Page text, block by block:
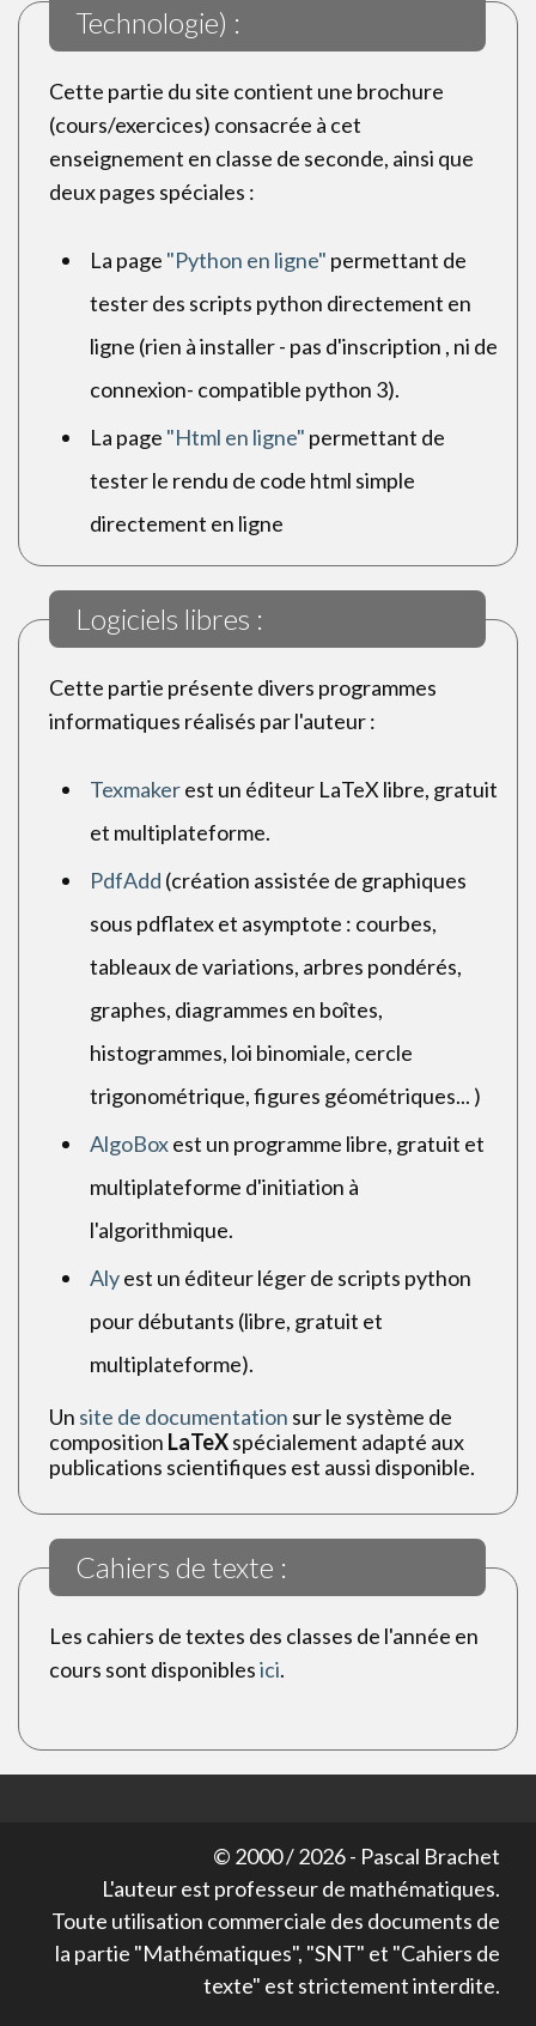
Technologie) :
Cette partie du site contient une brochure
(cours/exercices) consacrée à cet
enseignement en classe de seconde, ainsi que
deux pages spéciales :
La page "Python en ligne" permettant de
tester des scripts python directement en
ligne (rien à installer - pas d'inscription , ni de
connexion- compatible python 3).
La page "Html en ligne" permettant de
tester le rendu de code html simple
directement en ligne
Logiciels libres :
Cette partie présente divers programmes
informatiques réalisés par l'auteur :
Texmakerest un éditeur LaTeX libre, gratuit
et multiplateforme.
PdfAdd (création assistée de graphiques
sous pdflatex et asymptote : courbes,
tableaux de variations, arbres pondérés,
graphes, diagrammes en boîtes,
histogrammes, loi binomiale, cercle
trigonométrique, figures géométriques... )
AlgoBoxest un programme libre, gratuit et
multiplateforme d'initiation à
l'algorithmique.
Alyest un éditeur léger de scripts python
pour débutants (libre, gratuit et
multiplateforme).
Un site de documentation sur le système de
composition LaTeXspécialement adapté aux
publications scientifiques est aussi disponible.
Cahiers de texte :
Les cahiers de textes des classes de l'année en
cours sont disponiblesici.
© 2000 /2026- Pascal Brachet
L'auteur est professeur de mathématiques.
Toute utilisation commerciale des documents de
la partie "Mathématiques", "SNT" et "Cahiers de
texte" est strictement interdite.